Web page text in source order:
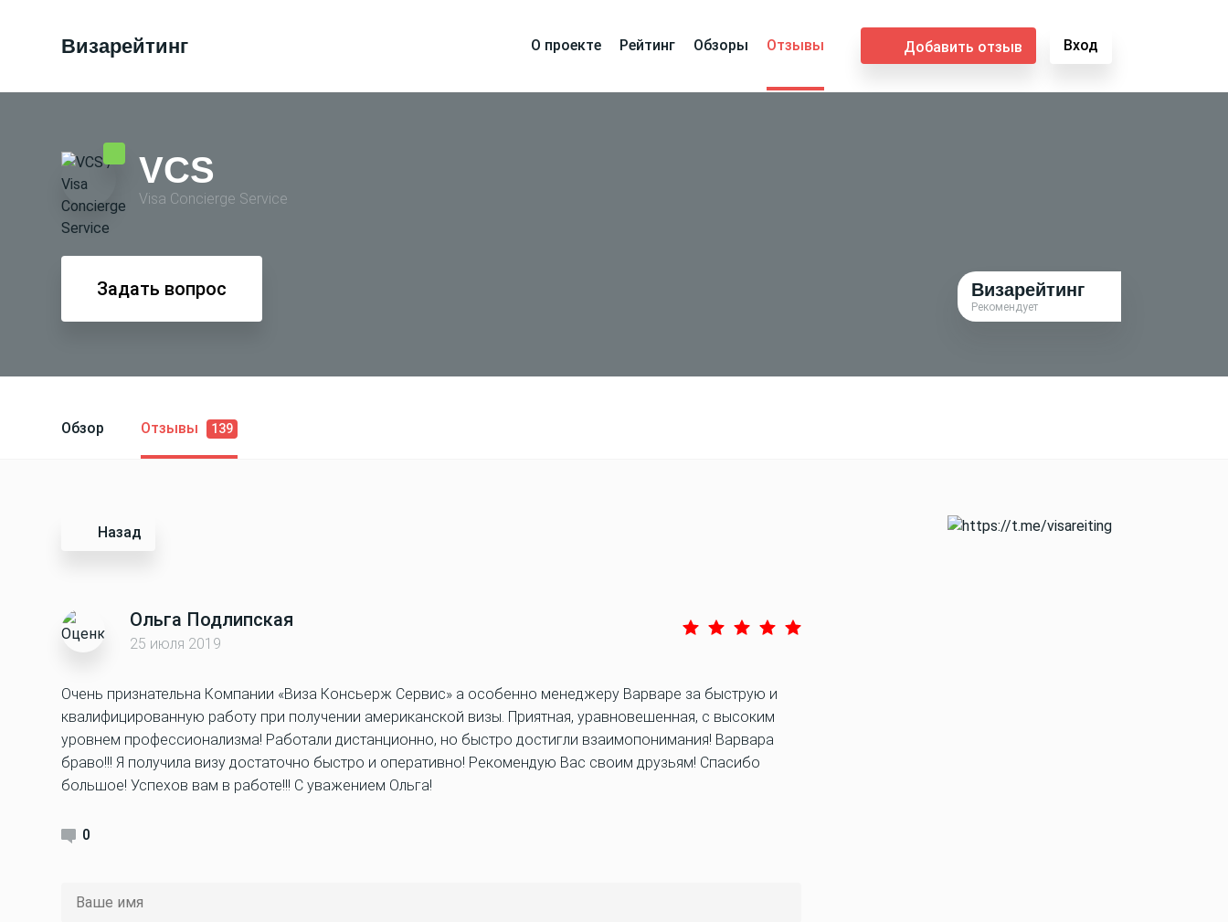
Визарейтинг О проекте Рейтинг Обзоры Отзывы Добавить отзыв Вход
VCS
Visa Conсierge Service
Задать вопрос Визарейтинг
Рекомендует
Обзор Отзывы 139
Назад
Ольга Подлипская
25 июля 2019
Очень признательна Компании «Виза Консьерж Сервис» а особенно менеджеру Варваре за быструю и
квалифицированную работу при получении американской визы. Приятная, уравновешенная, с высоким
уровнем профессионализма! Работали дистанционно, но быстро достигли взаимопонимания! Варвара
браво!!! Я получила визу достаточно быстро и оперативно! Рекомендую Вас своим друзьям! Спасибо
большое! Успехов вам в работе!!! С уважением Ольга!
0